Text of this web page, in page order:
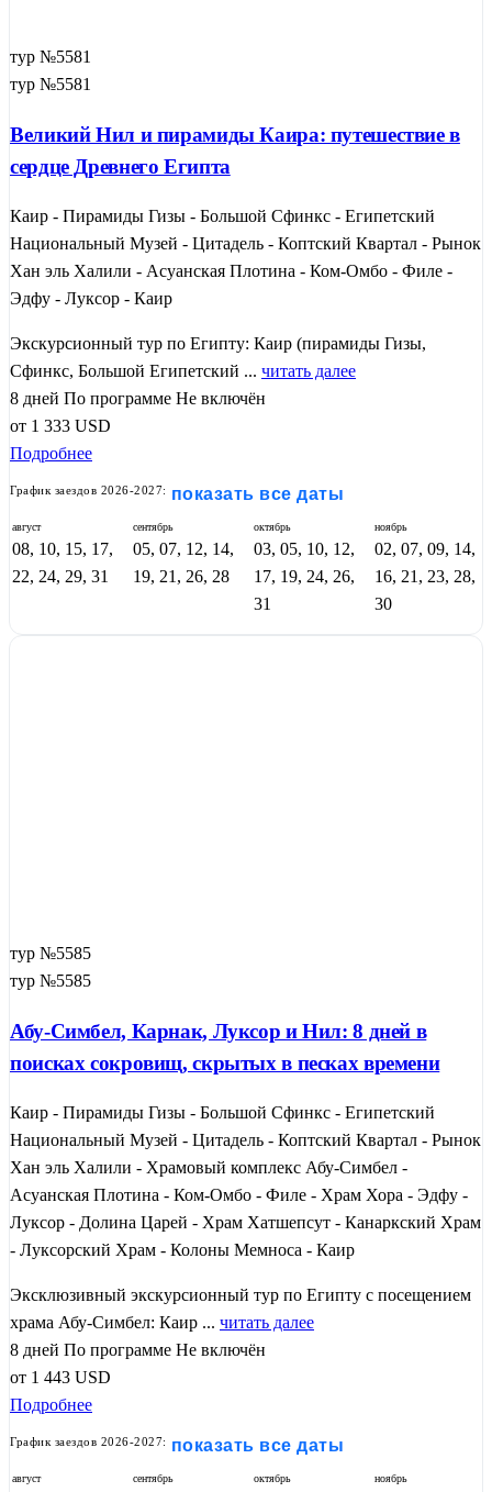
тур №5581
тур №5581
Великий Нил и пирамиды Каира: путешествие в
сердце Древнего Египта
Каир - Пирамиды Гизы - Большой Сфинкс - Египетский
Национальный Музей - Цитадель - Коптский Квартал - Рынок
Хан эль Халили - Асуанская Плотина - Ком-Омбо - Филе -
Эдфу - Луксор - Каир
Экскурсионный тур по Египту: Каир (пирамиды Гизы,
Сфинкс, Большой Египетский ... читать далее
8 дней По программе Не включён
от 1 333 USD
Подробнее
График заездов 2026-2027: показать все даты
август
08, 10, 15, 17,
22, 24, 29, 31
сентябрь
05, 07, 12, 14,
19, 21, 26, 28
октябрь
03, 05, 10, 12,
17, 19, 24, 26,
31
ноябрь
02, 07, 09, 14,
16, 21, 23, 28,
30
тур №5585
тур №5585
Абу-Симбел, Карнак, Луксор и Нил: 8 дней в
поисках сокровищ, скрытых в песках времени
Каир - Пирамиды Гизы - Большой Сфинкс - Египетский
Национальный Музей - Цитадель - Коптский Квартал - Рынок
Хан эль Халили - Храмовый комплекс Абу-Симбел -
Асуанская Плотина - Ком-Омбо - Филе - Храм Хора - Эдфу -
Луксор - Долина Царей - Храм Хатшепсут - Канаркский Храм
- Луксорский Храм - Колоны Мемноса - Каир
Эксклюзивный экскурсионный тур по Египту с посещением
храма Абу-Симбел: Каир ... читать далее
8 дней По программе Не включён
от 1 443 USD
Подробнее
График заездов 2026-2027: показать все даты
август сентябрь октябрь ноябрь